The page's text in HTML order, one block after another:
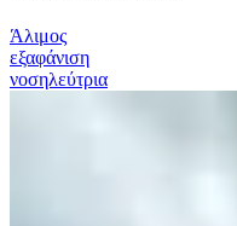
Άλιμος
εξαφάνιση
νοσηλεύτρια